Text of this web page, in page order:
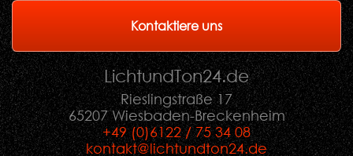
Kontaktiere uns
LichtundTon24.de
Rieslingstraße 17
65207 Wiesbaden-Breckenheim
+49 (0)6122 / 75 34 08
kontakt@lichtundton24.de